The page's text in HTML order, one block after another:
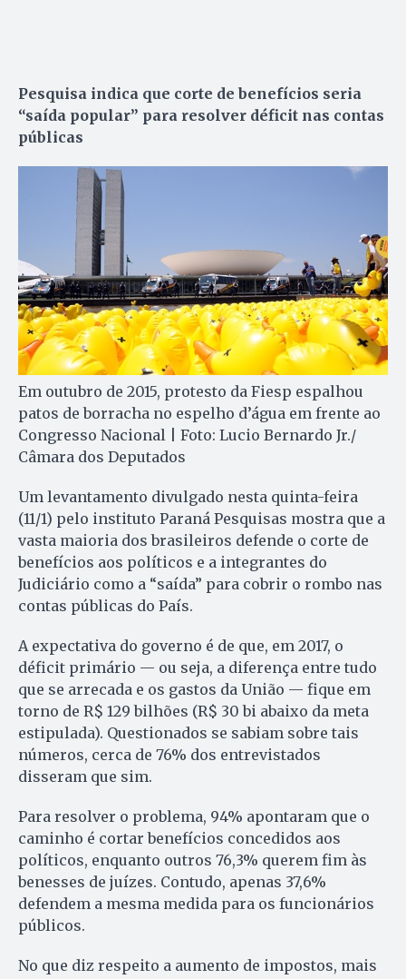
Pesquisa indica que corte de benefícios seria
“saída popular” para resolver déficit nas contas
públicas
Em outubro de 2015, protesto da Fiesp espalhou
patos de borracha no espelho d’água em frente ao
Congresso Nacional | Foto: Lucio Bernardo Jr./
Câmara dos Deputados
Um levantamento divulgado nesta quinta-feira
(11/1) pelo instituto Paraná Pesquisas mostra que a
vasta maioria dos brasileiros defende o corte de
benefícios aos políticos e a integrantes do
Judiciário como a “saída” para cobrir o rombo nas
contas públicas do País.
A expectativa do governo é de que, em 2017, o
déficit primário — ou seja, a diferença entre tudo
que se arrecada e os gastos da União — fique em
torno de R$ 129 bilhões (R$ 30 bi abaixo da meta
estipulada). Questionados se sabiam sobre tais
números, cerca de 76% dos entrevistados
disseram que sim.
Para resolver o problema, 94% apontaram que o
caminho é cortar benefícios concedidos aos
políticos, enquanto outros 76,3% querem fim às
benesses de juízes. Contudo, apenas 37,6%
defendem a mesma medida para os funcionários
públicos.
No que diz respeito a aumento de impostos, mais